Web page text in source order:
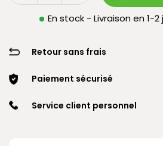
En stock - Livraison en 1-
Retour sans frais
Paiement sécurisé
Service client personnel